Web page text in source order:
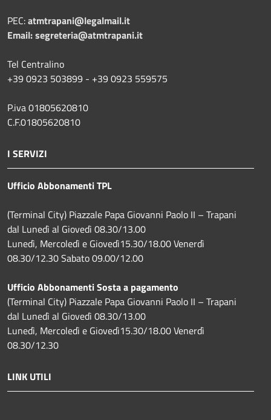
PEC:atmtrapani@legalmail.it
Email:segreteria@atmtrapani.it
Tel Centralino
+39 0923 503899 - +39 0923 559575
P.iva 01805620810
C.F.01805620810
I SERVIZI
Ufficio Abbonamenti TPL
(Terminal City) Piazzale Papa Giovanni Paolo II – Trapani
dal Lunedì al Giovedì 08.30/13.00
Lunedì, Mercoledì e Giovedì15.30/18.00 Venerdì
08.30/12.30 Sabato 09.00/12.00
Ufficio Abbonamenti Sosta a pagamento
(Terminal City) Piazzale Papa Giovanni Paolo II – Trapani
dal Lunedì al Giovedì 08.30/13.00
Lunedì, Mercoledì e Giovedì15.30/18.00 Venerdì
08.30/12.30
LINK UTILI